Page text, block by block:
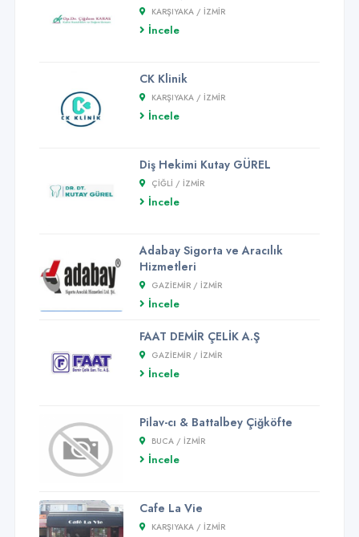
KARŞIYAKA / İZMİR
İncele
CK Klinik
KARŞIYAKA / İZMİR
İncele
Diş Hekimi Kutay GÜREL
ÇIĞLI / İZMİR
İncele
Adabay Sigorta ve Aracılık
Hizmetleri
GAZIEMIR / İZMİR
İncele
FAAT DEMİR ÇELİK A.Ş
GAZIEMIR / İZMİR
İncele
Pilav-cı & Battalbey Çiğköfte
BUCA / İZMİR
İncele
Cafe La Vie
KARŞIYAKA / İZMİR